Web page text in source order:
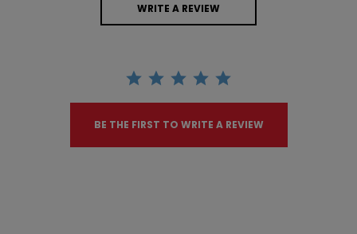
WRITE A REVIEW
BE THE FIRST TO WRITE A REVIEW